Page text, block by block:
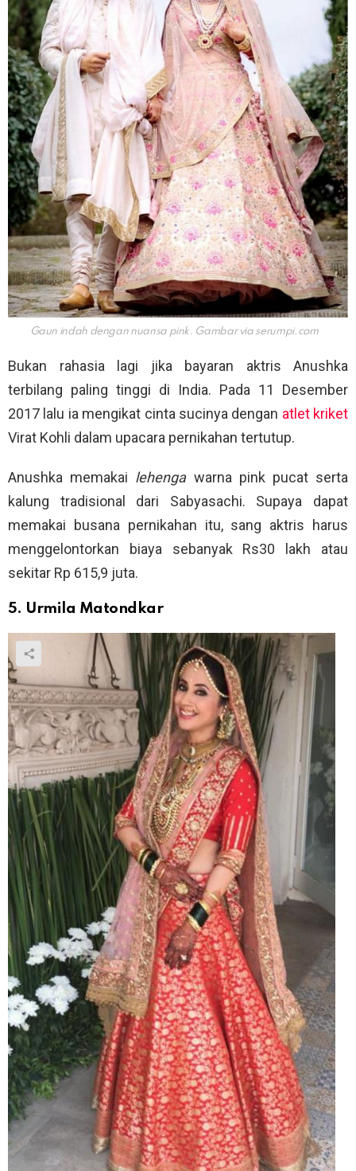
Gaun indah dengan nuansa pink. Gambar via serumpi.com
Bukan rahasia lagi jika bayaran aktris Anushka
terbilang paling tinggi di India. Pada 11 Desember
2017 lalu ia mengikat cinta sucinya dengan atlet kriket
Virat Kohli dalam upacara pernikahan tertutup.
Anushka memakai lehenga warna pink pucat serta
kalung tradisional dari Sabyasachi. Supaya dapat
memakai busana pernikahan itu, sang aktris harus
menggelontorkan biaya sebanyak Rs30 lakh atau
sekitar Rp 615,9 juta.
5. Urmila Matondkar